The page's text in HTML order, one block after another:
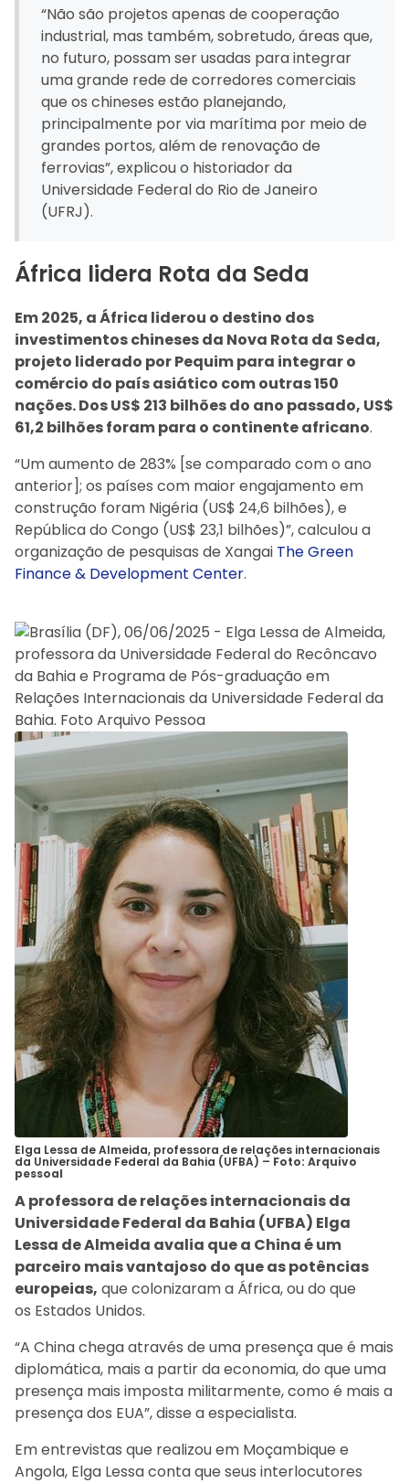
“Não são projetos apenas de cooperação
industrial, mas também, sobretudo, áreas que,
no futuro, possam ser usadas para integrar
uma grande rede de corredores comerciais
que os chineses estão planejando,
principalmente por via marítima por meio de
grandes portos, além de renovação de
ferrovias”, explicou o historiador da
Universidade Federal do Rio de Janeiro
(UFRJ).
África lidera Rota da Seda
Em 2025, a África liderou o destino dos
investimentos chineses da Nova Rota da Seda,
projeto liderado por Pequim para integrar o
comércio do país asiático com outras 150
nações. Dos US$ 213 bilhões do ano passado, US$
61,2 bilhões foram para o continente africano.
“Um aumento de 283% [se comparado com o ano
anterior]; os países com maior engajamento em
construção foram Nigéria (US$ 24,6 bilhões), e
República do Congo (US$ 23,1 bilhões)”, calculou a
organização de pesquisas de Xangai The Green
Finance & Development Center.
Elga Lessa de Almeida, professora de relações internacionais
da Universidade Federal da Bahia (UFBA) – Foto: Arquivo
pessoal
A professora de relações internacionais da
Universidade Federal da Bahia (UFBA) Elga
Lessa de Almeida avalia que a China é um
parceiro mais vantajoso do que as potências
europeias, que colonizaram a África, ou do que
os Estados Unidos.
“A China chega através de uma presença que é mais
diplomática, mais a partir da economia, do que uma
presença mais imposta militarmente, como é mais a
presença dos EUA”, disse a especialista.
Em entrevistas que realizou em Moçambique e
Angola, Elga Lessa conta que seus interlocutores